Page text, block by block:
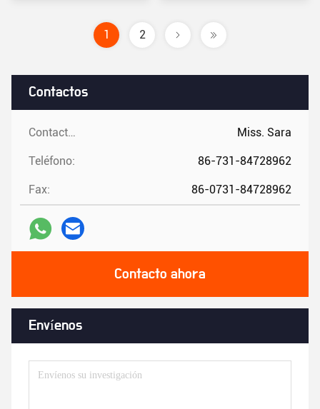
Contactos
Contactos: Miss. Sara
Teléfono: 86-731-84728962
Fax: 86-0731-84728962
Contacto ahora
Envíenos
1 2